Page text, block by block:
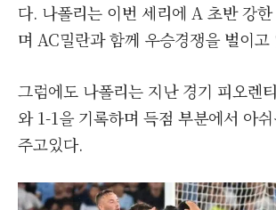
다. 나폴리는 이번 세리에 A 초반 강
며 AC밀란과 함께 우승경쟁을 벌이고
그럼에도 나폴리는 지난 경기 피오렌
와 1-1을 기록하며 득점 부분에서 아
주고있다.